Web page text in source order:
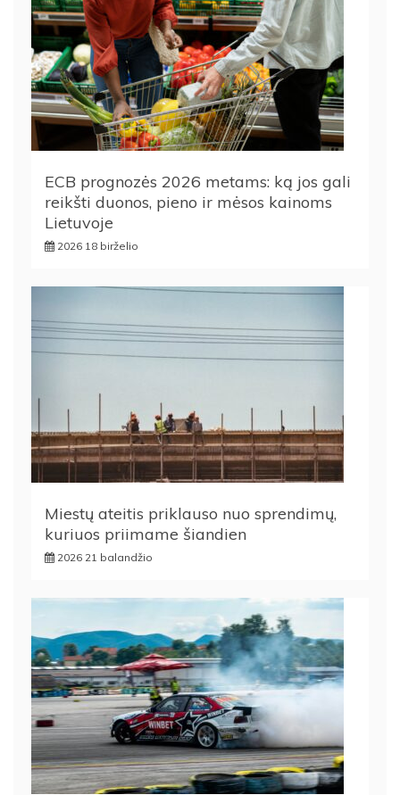
ECB prognozės 2026 metams: ką jos gali
reikšti duonos, pieno ir mėsos kainoms
Lietuvoje
2026 18 birželio
Miestų ateitis priklauso nuo sprendimų,
kuriuos priimame šiandien
2026 21 balandžio